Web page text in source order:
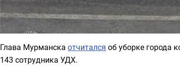
Глава Мурманска отчитался об уборке города
143 сотрудника УДХ.